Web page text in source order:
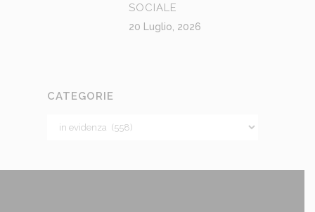
SOCIALE
20 Luglio, 2026
CATEGORIE